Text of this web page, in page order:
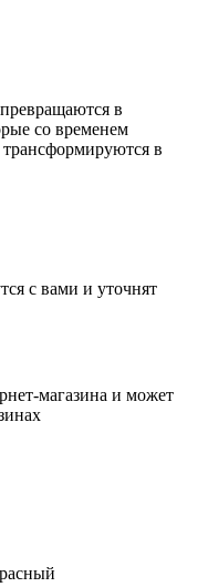
в
со временем
трансформируются в
с вами и уточнят
магазина и может